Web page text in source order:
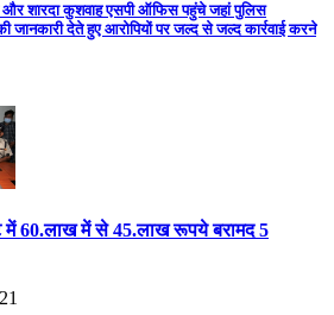
और शारदा कुशवाह एसपी ऑफिस पहुंचे जहां पुलिस
जानकारी देते हुए आरोपियों पर जल्द से जल्द कार्रवाई करने
में 60.लाख में से 45.लाख रूपये बरामद 5